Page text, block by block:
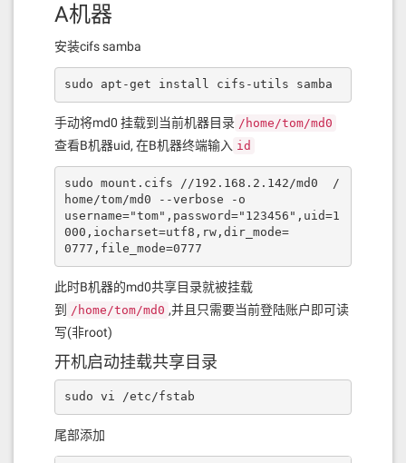
A机器
安装cifs samba
sudo apt-get install cifs-utils samba
手动将md0 挂载到当前机器目录 /home/tom/md0
查看B机器uid, 在B机器终端输入 id
sudo mount.cifs //192.168.2.142/md0  /
home/tom/md0 --verbose -o
username="tom",password="123456",uid=1
000,iocharset=utf8,rw,dir_mode=
0777,file_mode=0777
此时B机器的md0共享目录就被挂载
到
/home/tom/md0 ,并且只需要当前登陆账户即可读
写(非root)
开机启动挂载共享目录
sudo vi /etc/fstab
尾部添加